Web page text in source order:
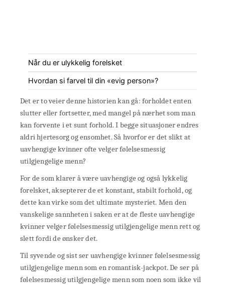
Når du er ulykkelig forelsket
Hvordan si farvel til din «evig person»?
Det er to veier denne historien kan gå: forholdet enten
slutter eller fortsetter, med mangel på nærhet som man
kan forvente i et sunt forhold. I begge situasjoner endres
aldri hjertesorg og ensomhet. Så hvorfor er det slikt at
uavhengige kvinner ofte velger følelsesmessig
utilgjengelige menn?
For de som klarer å være uavhengige og også lykkelig
forelsket, aksepterer de et konstant, stabilt forhold, og
dette kan virke som det ultimate mysteriet. Men den
vanskelige sannheten i saken er at de fleste uavhengige
kvinner velger følelsesmessig utilgjengelige menn rett og
slett fordi de ønsker det.
Til syvende og sist ser uavhengige kvinner følelsesmessig
utilgjengelige menn som en romantisk-jackpot. De ser på
følelsesmessig utilgjengelige menn som noen som ikke vil